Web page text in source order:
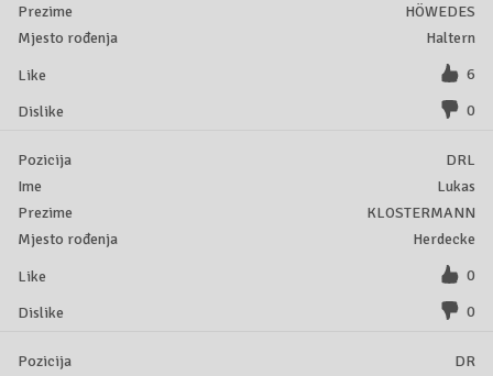
HÖWEDES
Haltern
6
0
DRL
Lukas
KLOSTERMANN
Herdecke
0
0
DR